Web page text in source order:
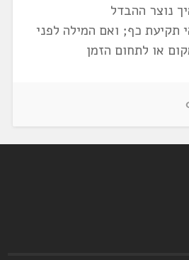
נוצר ההבדל
תקיעת כף; ואם המילה לפני
או לתחום הזמן